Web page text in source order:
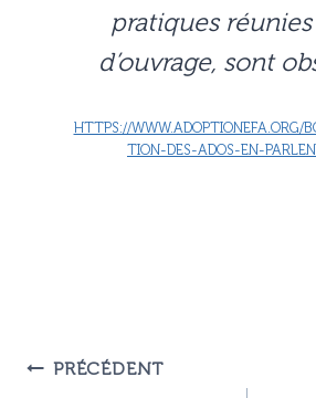
pratiques
d’ouvrage, sont
HTTPS://WWW.ADOPTIONEFA.ORG/
TION-DES-ADOS-EN-
Navigation
PRÉCÉDENT